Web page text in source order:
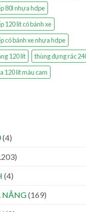
80l nhựa hdpe
120 lít có bánh xe
có bánh xe nhựa hdpe
120 lít
thùng đựng rác
120 lít màu cam
(4)
(4)
NĂNG(169)